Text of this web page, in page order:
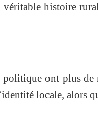
histoire
ont plus de
locale, alors